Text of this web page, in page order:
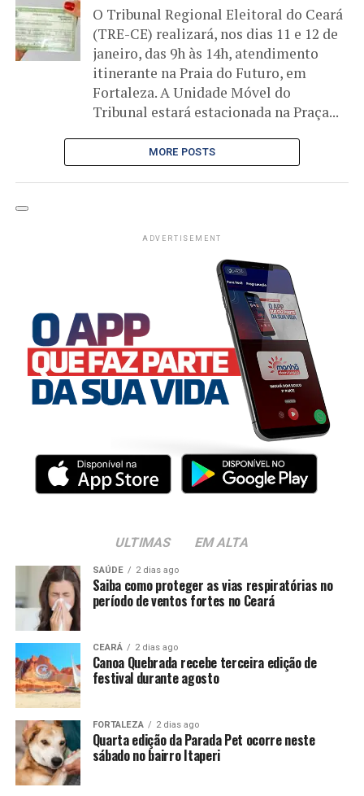
O Tribunal Regional Eleitoral do Ceará
(TRE-CE) realizará, nos dias 11 e 12 de
janeiro, das 9h às 14h, atendimento
itinerante na Praia do Futuro, em
Fortaleza. A Unidade Móvel do
Tribunal estará estacionada na Praça...
MORE POSTS
ADVERTISEMENT
ULTIMAS EM ALTA
SAÚDE 2 dias ago
Saiba como proteger as vias respiratórias no
período de ventos fortes no Ceará
CEARÁ 2 dias ago
Canoa Quebrada recebe terceira edição de
festival durante agosto
FORTALEZA 2 dias ago
Quarta edição da Parada Pet ocorre neste
sábado no bairro Itaperi